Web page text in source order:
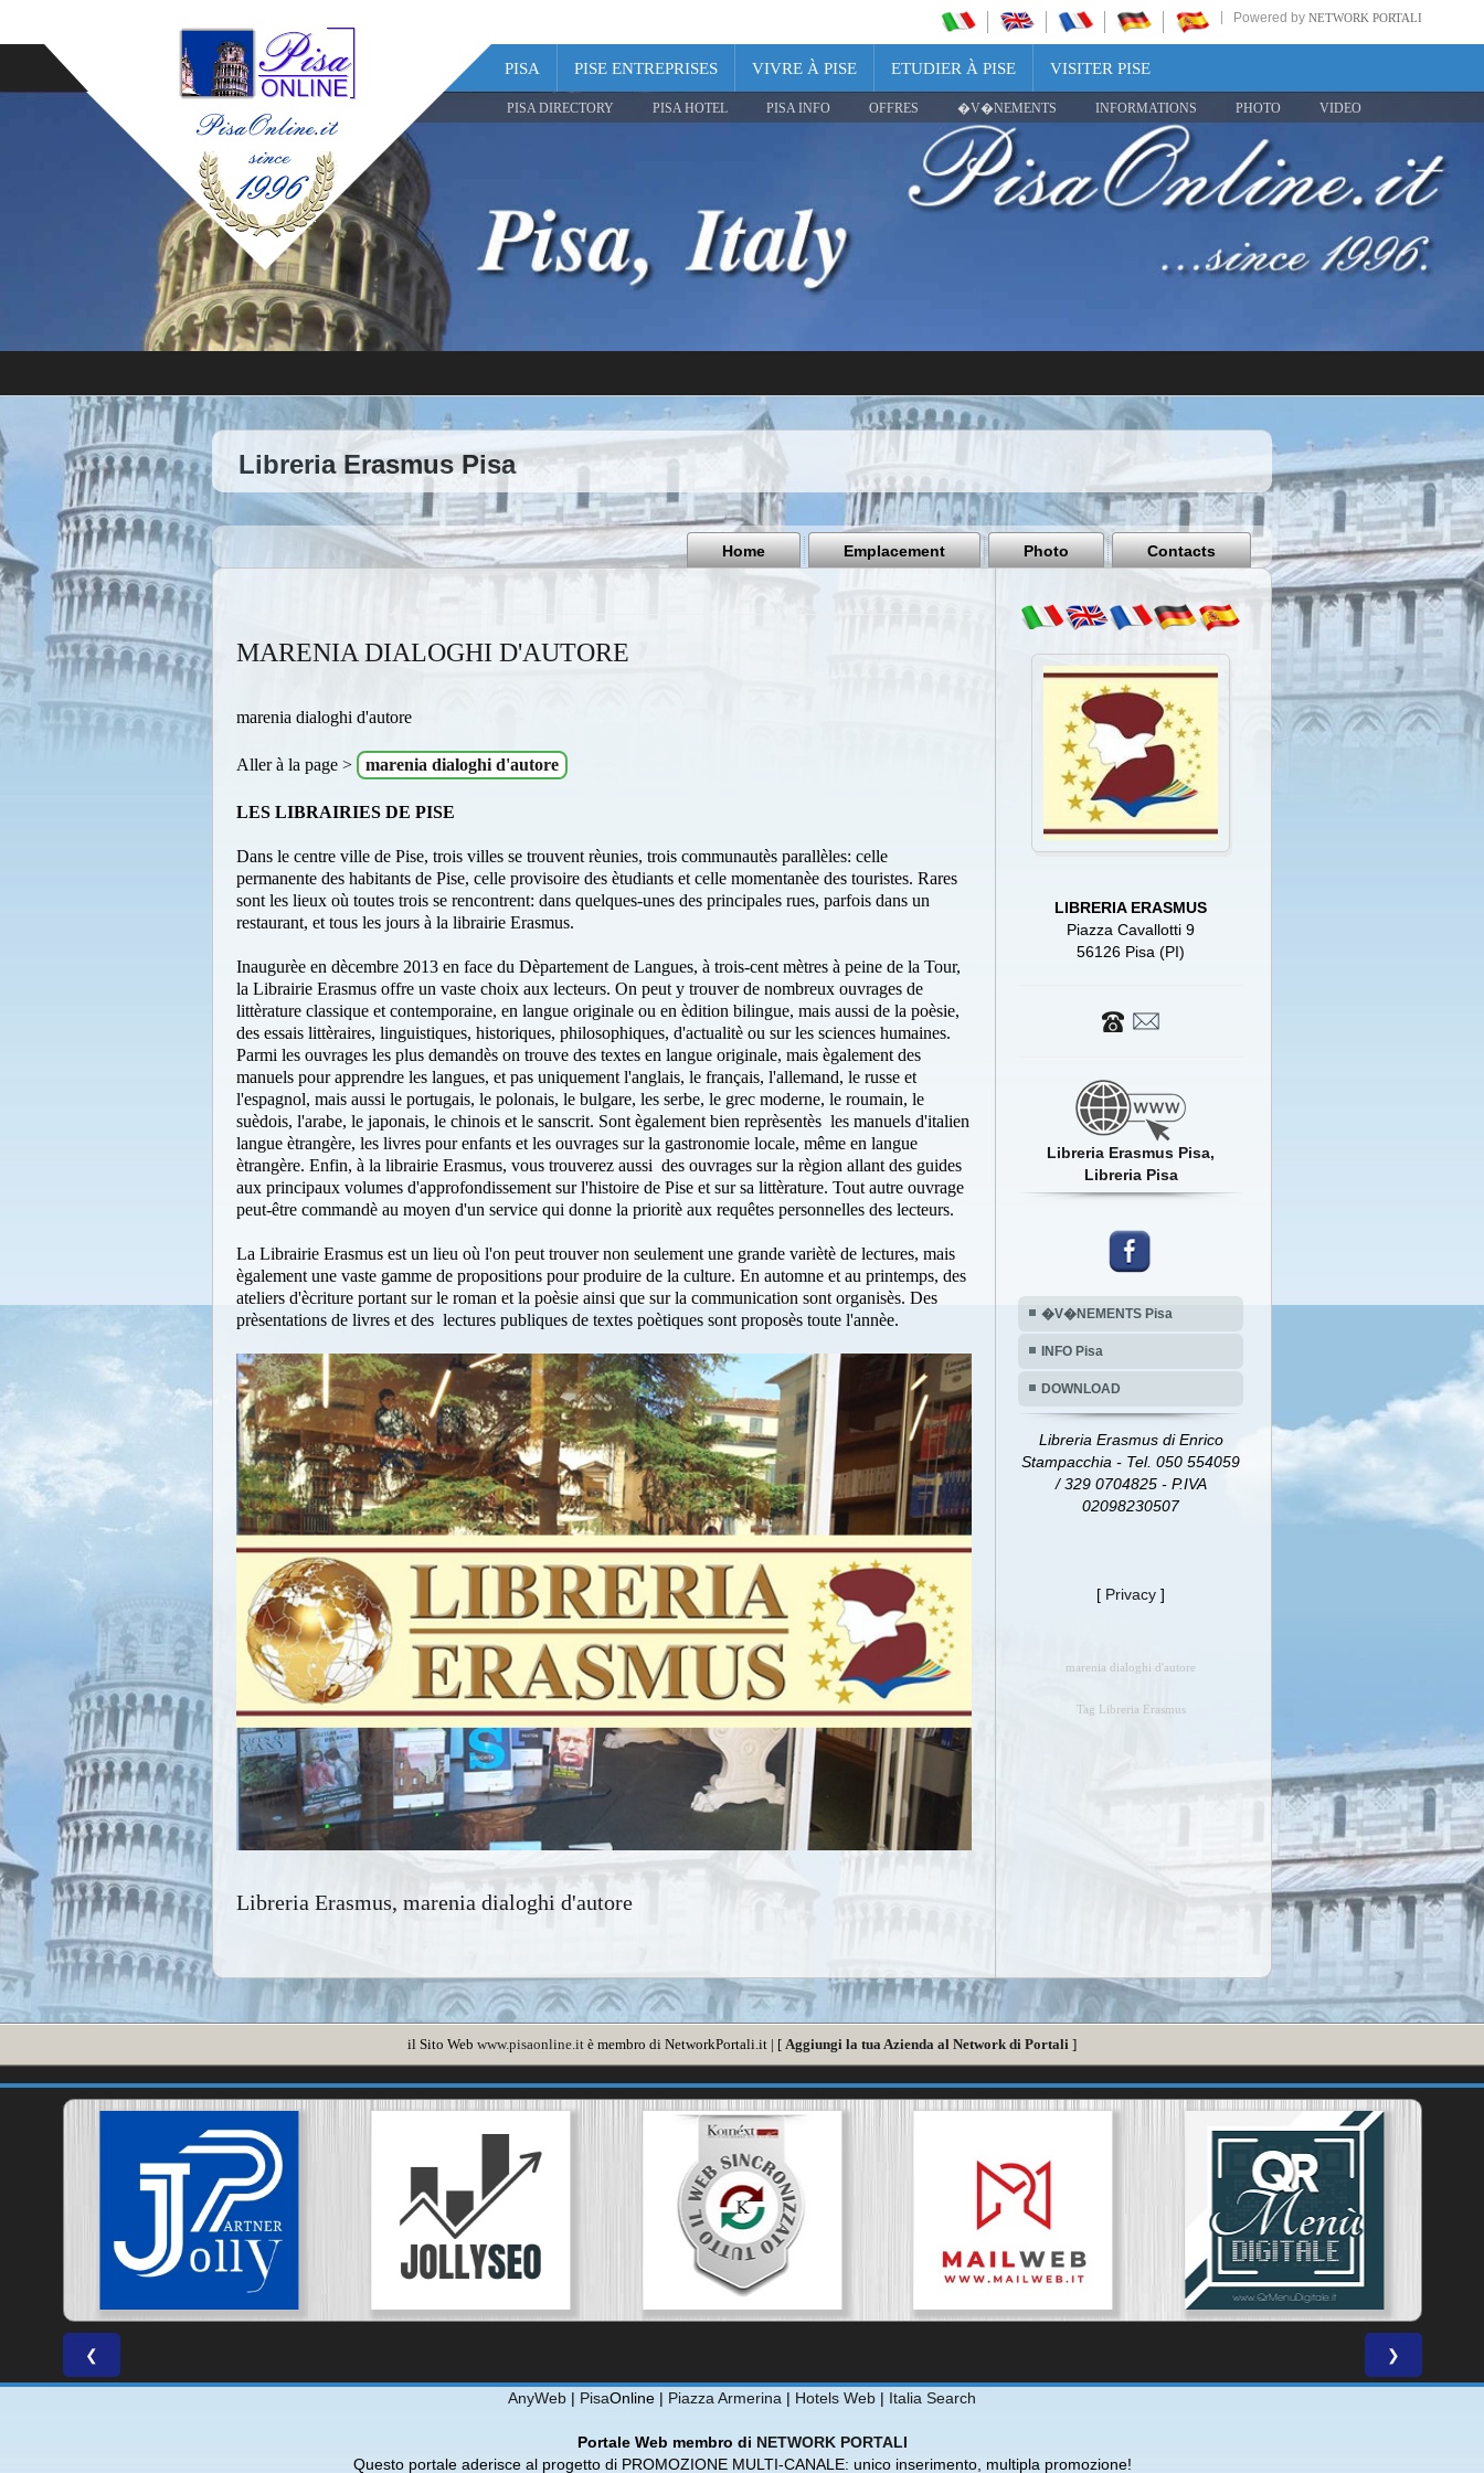
Powered by NETWORK PORTALI
PISA PISE ENTREPRISES VIVRE À PISE ETUDIER À PISE VISITER PISE
PISA DIRECTORY PISA HOTEL PISA INFO OFFRES �V�NEMENTS INFORMATIONS PHOTO VIDEO
Share
Pisa
Italy
Libreria Erasmus Pisa
Home Emplacement Photo Contacts
MARENIA DIALOGHI D'AUTORE
marenia dialoghi d'autore
Aller à la page > marenia dialoghi d'autore
LES LIBRAIRIES DE PISE
Dans le centre ville de Pise, trois villes se trouvent rèunies, trois communautès parallèles: celle
permanente des habitants de Pise, celle provisoire des ètudiants et celle momentanèe des touristes. Rares
sont les lieux où toutes trois se rencontrent: dans quelques-unes des principales rues, parfois dans un
restaurant, et tous les jours à la librairie Erasmus.
Inaugurèe en dècembre 2013 en face du Dèpartement de Langues, à trois-cent mètres à peine de la Tour,
la Librairie Erasmus offre un vaste choix aux lecteurs. On peut y trouver de nombreux ouvrages de
littèrature classique et contemporaine, en langue originale ou en èdition bilingue, mais aussi de la poèsie,
des essais littèraires, linguistiques, historiques, philosophiques, d'actualitè ou sur les sciences humaines.
Parmi les ouvrages les plus demandès on trouve des textes en langue originale, mais ègalement des
manuels pour apprendre les langues, et pas uniquement l'anglais, le français, l'allemand, le russe et
l'espagnol, mais aussi le portugais, le polonais, le bulgare, les serbe, le grec moderne, le roumain, le
suèdois, l'arabe, le japonais, le chinois et le sanscrit. Sont ègalement bien reprèsentès les manuels d'italien
langue ètrangère, les livres pour enfants et les ouvrages sur la gastronomie locale, même en langue
ètrangère. Enfin, à la librairie Erasmus, vous trouverez aussi des ouvrages sur la règion allant des guides
aux principaux volumes d'approfondissement sur l'histoire de Pise et sur sa littèrature. Tout autre ouvrage
peut-être commandè au moyen d'un service qui donne la prioritè aux requêtes personnelles des lecteurs.
La Librairie Erasmus est un lieu où l'on peut trouver non seulement une grande variètè de lectures, mais
ègalement une vaste gamme de propositions pour produire de la culture. En automne et au printemps, des
ateliers d'ècriture portant sur le roman et la poèsie ainsi que sur la communication sont organisès. Des
prèsentations de livres et des lectures publiques de textes poètiques sont proposès toute l'annèe.
Libreria Erasmus, marenia dialoghi d'autore
LIBRERIA ERASMUS
Piazza Cavallotti 9
56126 Pisa (PI)
Libreria Erasmus Pisa,
Libreria Pisa
�V�NEMENTS Pisa
INFO Pisa
DOWNLOAD
Libreria Erasmus di Enrico
Stampacchia - Tel. 050 554059
/ 329 0704825 - P.IVA
02098230507
[ Privacy ]
marenia dialoghi d'autore
Tag Libreria Erasmus
il Sito Web www.pisaonline.it è membro di NetworkPortali.it | [ Aggiungi la tua Azienda al Network di Portali ]
❮ ❯
AnyWeb | PisaOnline | Piazza Armerina | Hotels Web | Italia Search
Portale Web membro di NETWORK PORTALI
Questo portale aderisce al progetto di PROMOZIONE MULTI-CANALE: unico inserimento, multipla promozione!